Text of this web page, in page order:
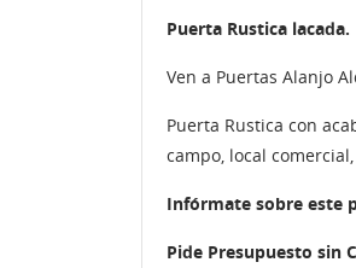
Puerta Rustica lacada.
Ven a Puertas Alanjo
Puerta Rustica con
campo, local
Infórmate sobre este
Pide Presupuesto sin